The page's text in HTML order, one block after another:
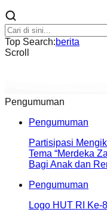
Top Search:berita
Scroll
Pengumuman
Pengumuman
Partisipasi
Tema “Merdeka
Bagi Anak dan
Pengumuman
Logo HUT RI Ke-